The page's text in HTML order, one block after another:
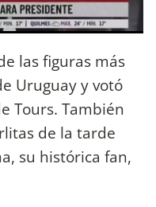
las figuras más
Uruguay y votó
Tours. También
de la tarde
su histórica fan,